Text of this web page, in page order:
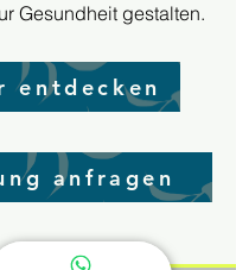
Gesundheit gestalten.
entdecken
anfragen